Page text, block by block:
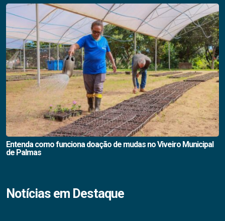
Entenda como funciona doação de mudas no Viveiro Municipal
de Palmas
Notícias em Destaque